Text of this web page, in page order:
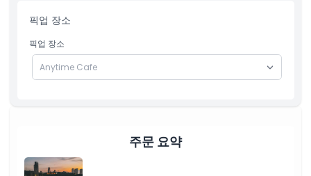
아동 성인 정책
픽업 장소
픽업 장소
주문 요약